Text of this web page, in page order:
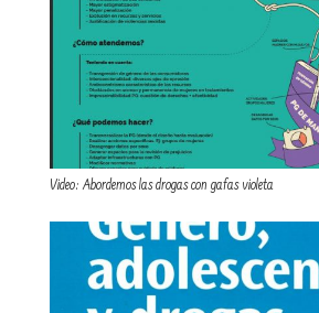
Video: Abordemos las drogas con gafas violeta